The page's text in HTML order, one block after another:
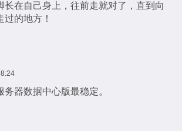
长在自己身上，往前走就对了，直到向
的地方！
器数据中心版最稳定。